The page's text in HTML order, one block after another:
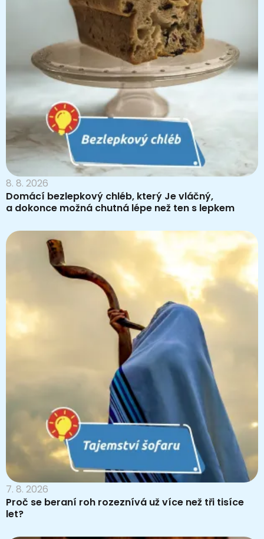
8. 8. 2026
Domácí bezlepkový chléb, který Je vláčný,
a dokonce možná chutná lépe než ten s lepkem
7. 8. 2026
Proč se beraní roh rozeznívá už více než tři tisíce
let?